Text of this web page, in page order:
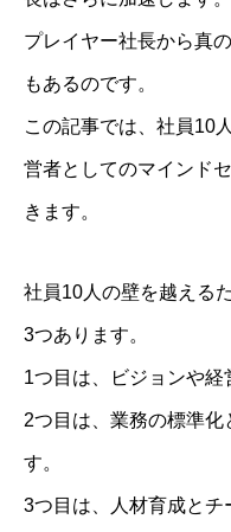
プレイヤー社長から真
もあるのです。
この記事では、社員10
営者としてのマインド
きます。
社員10人の壁を越える
3つあります。
1つ目は、ビジョンや経
2つ目は、業務の標準
す。
3つ目は、人材育成とチ